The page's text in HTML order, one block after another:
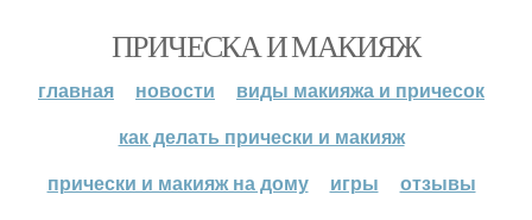
ПРИЧЕСКА И МАКИЯЖ
главная новости
виды макияжа и причесок
как делать прически и макияж
прически и макияж на дому
игры отзывы